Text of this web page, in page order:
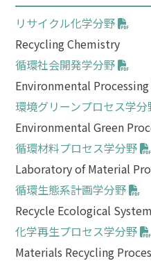
リサイクル化学分野
Recycling Chemistry
循環社会開発学分野
Environmental
環境グリーンプロセス学分
Environmental Green
循環材料プロセス学分野
Laboratory of Material
循環生態系計画学分野
Recycle Ecological
化学再生プロセス学分野
Materials Recycling